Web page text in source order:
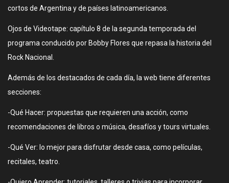
cortos de Argentina y de países latinoamericanos.
Ojos de Videotape: capítulo 8 de la segunda temporada del
programa conducido por Bobby Flores que repasa la historia del
Rock Nacional.
Además de los destacados de cada día, la web tiene diferentes
secciones:
-Qué Hacer: propuestas que requieren una acción, como
recomendaciones de libros o música, desafíos y tours virtuales.
-Qué Ver: lo mejor para disfrutar desde casa, como películas,
recitales, teatro.